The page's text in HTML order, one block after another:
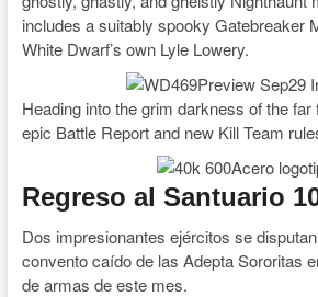
includes a suitably spooky Gatebreaker
White Dwarf’s own Lyle Lowery.
Heading into the grim darkness of the far
epic Battle Report and new Kill Team
Regreso al Santuario
Dos impresionantes ejércitos se
convento caído de las Adepta Sororitas
de armas de este mes.